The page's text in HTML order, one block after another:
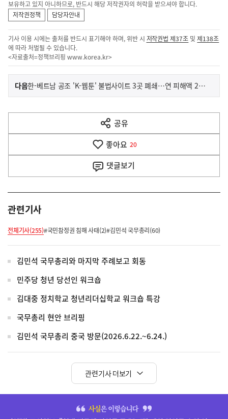
보유하고 있지 아니하므로, 반드시 해당 저작권자의 허락을 받으셔야 합니다.
저작권정책
담당자안내
기사 이용 시에는 출처를 반드시 표기해야 하며, 위반 시 저작권법 제37조 및제138조
에 따라 처벌될 수 있습니다.
<자료출처=정책브리핑 www.korea.kr>
이
전
다
음
다음기
사
한-베트남 공조 'K-웹툰' 불법사이트 3곳 폐쇄…연 피해액 2072억
공유
열
기
좋아요 20
댓글보기
관련기사
전체기사(255)#국민참정권 침해 사태(2)#김민석 국무총리(60)
김민석 국무총리와 마지막 주례보고 회동
민주당 청년 당선인 워크숍
김대중 정치학교 청년리더십학교 워크숍 특강
국무총리 현안 브리핑
김민석 국무총리 중국 방문(2026.6.22.~6.24.)
관련기사 더보기